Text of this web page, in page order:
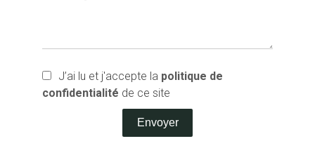
J’ai lu et j'accepte la politique de
confidentialité de ce site
Envoyer